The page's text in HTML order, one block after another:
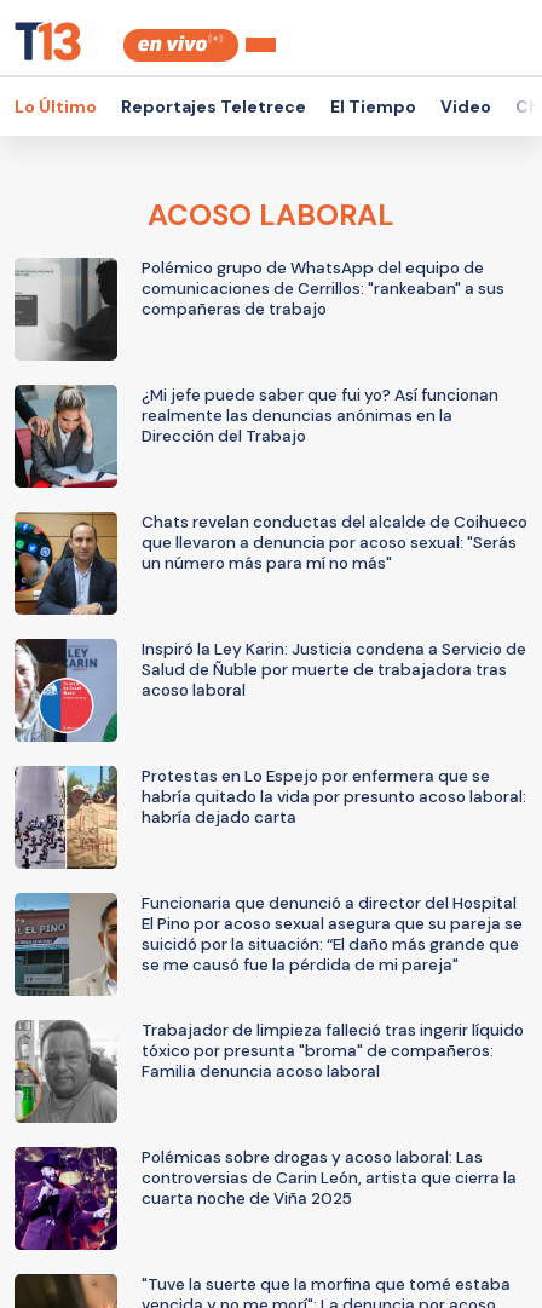
Lo Último Reportajes Teletrece El Tiempo Video
ACOSO LABORAL
Polémico grupo de WhatsApp del equipo de
comunicaciones de Cerrillos: "rankeaban" a sus
compañeras de trabajo
¿Mi jefe puede saber que fui yo? Así funcionan
realmente las denuncias anónimas en la
Dirección del Trabajo
Chats revelan conductas del alcalde de Coihueco
que llevaron a denuncia por acoso sexual: "Serás
un número más para mí no más"
Inspiró la Ley Karin: Justicia condena a Servicio de
Salud de Ñuble por muerte de trabajadora tras
acoso laboral
Protestas en Lo Espejo por enfermera que se
habría quitado la vida por presunto acoso laboral:
habría dejado carta
Funcionaria que denunció a director del Hospital
El Pino por acoso sexual asegura que su pareja se
suicidó por la situación: “El daño más grande que
se me causó fue la pérdida de mi pareja"
Trabajador de limpieza falleció tras ingerir líquido
tóxico por presunta "broma" de compañeros:
Familia denuncia acoso laboral
Polémicas sobre drogas y acoso laboral: Las
controversias de Carin León, artista que cierra la
cuarta noche de Viña 2025
"Tuve la suerte que la morfina que tomé estaba